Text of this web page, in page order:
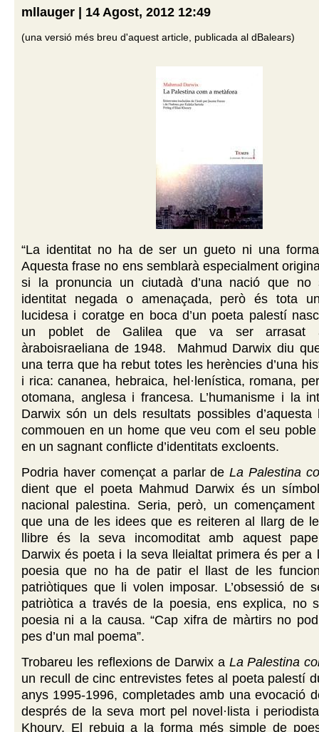
mllauger | 14 Agost, 2012 12:49
(una versió més breu d'aquest article, publicada al dBalears)
“La identitat no ha de ser un gueto ni una
Aquesta frase no ens semblarà especialment
si la pronuncia un ciutadà d’una nació que no
identitat negada o amenaçada, però és tota
lucidesa i coratge en boca d’un poeta palestí
un poblet de Galilea que va ser arrasat
àraboisraeliana de 1948. Mahmud Darwix diu
una terra que ha rebut totes les herències d’una
i rica: cananea, hebraica, hel·lenística, romana,
otomana, anglesa i francesa. L’humanisme i la
Darwix són un dels resultats possibles
commouen en un home que veu com el seu
en un sagnant conflicte d’identitats excloents.
Podria haver començat a parlar deLa Palestina
dient que el poeta Mahmud Darwix és un
nacional palestina. Seria, però, un
que una de les idees que es reiteren al llarg de
llibre és la seva incomoditat amb aquest
Darwix és poeta i la seva lleialtat primera és per a
poesia que no ha de patir el llast de les
patriòtiques que li volen imposar. L’obsessió de
patriòtica a través de la poesia, ens explica, no
poesia ni a la causa. “Cap xifra de màrtirs no
pes d’un mal poema”.
Trobareu les reflexions de Darwix a La Palestina
un recull de cinc entrevistes fetes al poeta palestí
anys 1995-1996, completades amb una evocació
després de la seva mort pel novel·lista i
Khoury. El rebuig a la forma més simple de